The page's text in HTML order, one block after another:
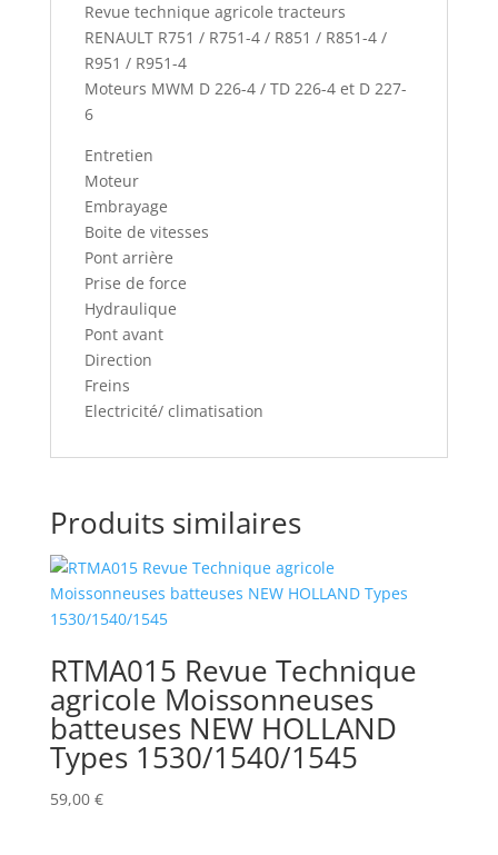
Revue technique agricole tracteurs
RENAULT R751 / R751-4 / R851 / R851-4 /
R951 / R951-4
Moteurs MWM D 226-4 / TD 226-4 et D 227-
6
Entretien
Moteur
Embrayage
Boite de vitesses
Pont arrière
Prise de force
Hydraulique
Pont avant
Direction
Freins
Electricité/ climatisation
Produits similaires
RTMA015 Revue Technique
agricole Moissonneuses
batteuses NEW HOLLAND
Types 1530/1540/1545
59,00 €